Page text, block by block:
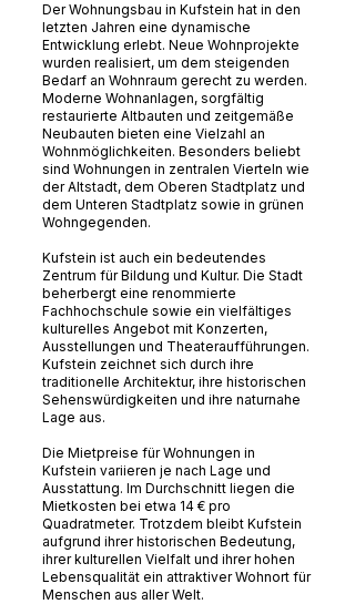
Der Wohnungsbau in Kufstein hat in den
letzten Jahren eine dynamische
Entwicklung erlebt. Neue Wohnprojekte
wurden realisiert, um dem steigenden
Bedarf an Wohnraum gerecht zu werden.
Moderne Wohnanlagen, sorgfältig
restaurierte Altbauten und zeitgemäße
Neubauten bieten eine Vielzahl an
Wohnmöglichkeiten. Besonders beliebt
sind Wohnungen in zentralen Vierteln wie
der Altstadt, dem Oberen Stadtplatz und
dem Unteren Stadtplatz sowie in grünen
Wohngegenden.
Kufstein ist auch ein bedeutendes
Zentrum für Bildung und Kultur. Die Stadt
beherbergt eine renommierte
Fachhochschule sowie ein vielfältiges
kulturelles Angebot mit Konzerten,
Ausstellungen und Theateraufführungen.
Kufstein zeichnet sich durch ihre
traditionelle Architektur, ihre historischen
Sehenswürdigkeiten und ihre naturnahe
Lage aus.
Die Mietpreise für Wohnungen in
Kufstein variieren je nach Lage und
Ausstattung. Im Durchschnitt liegen die
Mietkosten bei etwa 14 € pro
Quadratmeter. Trotzdem bleibt Kufstein
aufgrund ihrer historischen Bedeutung,
ihrer kulturellen Vielfalt und ihrer hohen
Lebensqualität ein attraktiver Wohnort für
Menschen aus aller Welt.